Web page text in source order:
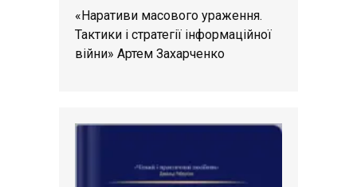
«Наративи масового ураження.
Тактики і стратегії інформаційної
війни» Артем Захарченко